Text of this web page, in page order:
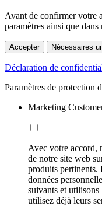
Avant de confirmer votre
paramètres ainsi que dans
Accepter Nécessaires
Déclaration de
Paramètres de protection
Marketing
Avec votre accord,
de notre site web
produits pertinents.
données
suivants et
utilisez déjà leurs